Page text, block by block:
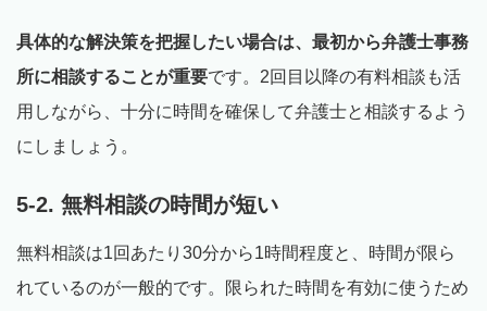
具体的な解決策を把握したい場合は、最初から弁護士事務
所に相談することが重要です。2回目以降の有料相談も活
用しながら、十分に時間を確保して弁護士と相談するよう
にしましょう。
5-2. 無料相談の時間が短い
無料相談は1回あたり30分から1時間程度と、時間が限ら
れているのが一般的です。限られた時間を有効に使うため